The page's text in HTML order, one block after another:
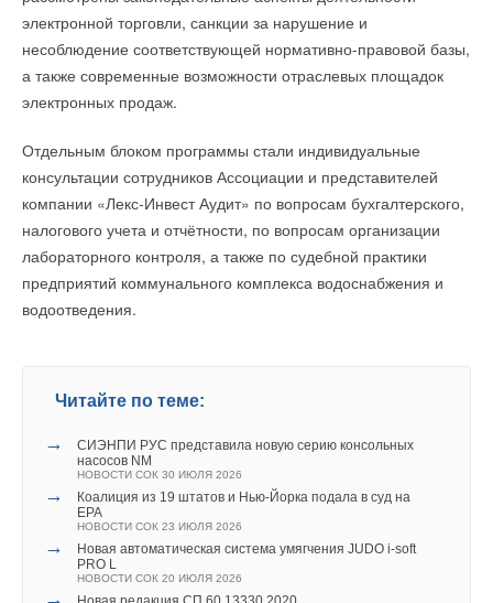
электронной торговли, санкции за нарушение и
несоблюдение соответствующей нормативно-правовой базы,
а также современные возможности отраслевых площадок
электронных продаж.
Отдельным блоком программы стали индивидуальные
консультации сотрудников Ассоциации и представителей
компании «Лекс-Инвест Аудит» по вопросам бухгалтерского,
налогового учета и отчётности, по вопросам организации
лабораторного контроля, а также по судебной практики
предприятий коммунального комплекса водоснабжения и
водоотведения.
Читайте по теме:
→
СИЭНПИ РУС представила новую серию консольных
насосов NM
НОВОСТИ СОК 30 ИЮЛЯ 2026
→
Коалиция из 19 штатов и Нью-Йорка подала в суд на
EPA
НОВОСТИ СОК 23 ИЮЛЯ 2026
→
Новая автоматическая система умягчения JUDO i-soft
PRO L
НОВОСТИ СОК 20 ИЮЛЯ 2026